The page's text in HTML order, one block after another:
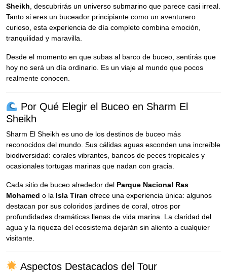
Sheikh , descubrirás un universo submarino que parece casi irreal.
Tanto si eres un buceador principiante como un aventurero
curioso, esta experiencia de día completo combina emoción,
tranquilidad y maravilla.
Desde el momento en que subas al barco de buceo, sentirás que
hoy no será un día ordinario. Es un viaje al mundo que pocos
realmente conocen.
Por Qué Elegir el Buceo en Sharm El
Sheikh
Sharm El Sheikh es uno de los destinos de buceo más
reconocidos del mundo. Sus cálidas aguas esconden una increíble
biodiversidad: corales vibrantes, bancos de peces tropicales y
ocasionales tortugas marinas que nadan con gracia.
Cada sitio de buceo alrededor del Parque Nacional Ras
Mohamed o la Isla Tiran ofrece una experiencia única: algunos
destacan por sus coloridos jardines de coral, otros por
profundidades dramáticas llenas de vida marina. La claridad del
agua y la riqueza del ecosistema dejarán sin aliento a cualquier
visitante.
Aspectos Destacados del Tour